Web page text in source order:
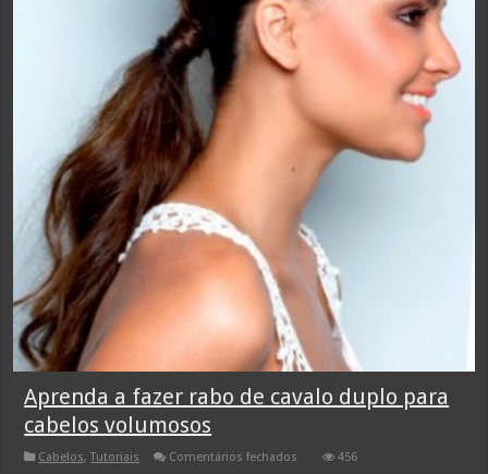
Aprenda a fazer rabo de cavalo duplo para
cabelos volumosos
Cabelos,Tutoriais Comentários fechados 456